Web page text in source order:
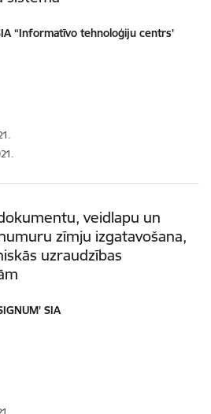
“Informatīvo tehnoloģiju centrs'
veidlapu un
zīmju izgatavošana,
uzraudzības
SIA